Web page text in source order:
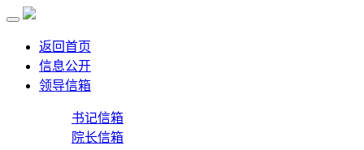
返回首页
信息公开
领导信箱
书记信箱
院长信箱